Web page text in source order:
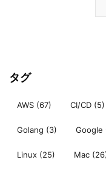
タグ
AWS (67) CI/CD (5)
Golang (3) Google
Linux (25) Mac